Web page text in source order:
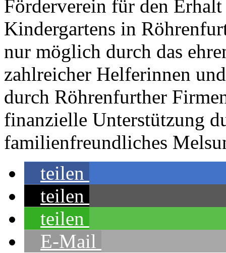
Förderverein für den
Kindergartens in
nur möglich durch das
zahlreicher Helferinnen
durch Röhrenfurther
finanzielle Unterstützung
familienfreundliches
teilen
teilen
teilen
E-Mail